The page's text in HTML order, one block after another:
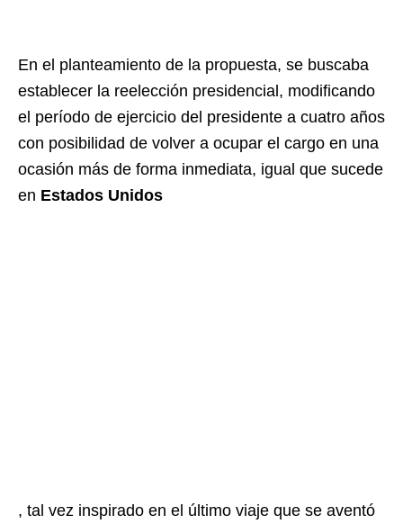
En el planteamiento de la propuesta, se buscaba
establecer la reelección presidencial, modificando
el período de ejercicio del presidente a cuatro años
con posibilidad de volver a ocupar el cargo en una
ocasión más de forma inmediata, igual que sucede
en Estados Unidos
, tal vez inspirado en el último viaje que se aventó